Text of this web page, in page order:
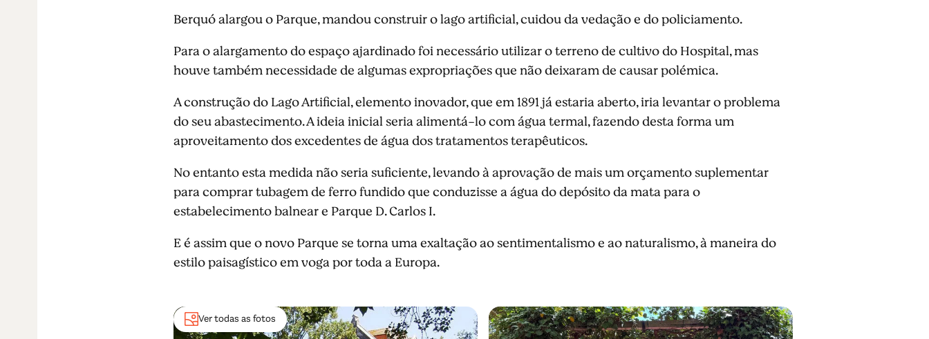
Berquó alargou o Parque, mandou construir o lago artificial, cuidou da vedação e do policiamento.
Para o alargamento do espaço ajardinado foi necessário utilizar o terreno de cultivo do Hospital, mas
houve também necessidade de algumas expropriações que não deixaram de causar polémica.
A construção do Lago Artificial, elemento inovador, que em 1891 já estaria aberto, iria levantar o problema
do seu abastecimento. A ideia inicial seria alimentá-lo com água termal, fazendo desta forma um
aproveitamento dos excedentes de água dos tratamentos terapêuticos.
No entanto esta medida não seria suficiente, levando à aprovação de mais um orçamento suplementar
para comprar tubagem de ferro fundido que conduzisse a água do depósito da mata para o
estabelecimento balnear e Parque D. Carlos I.
E é assim que o novo Parque se torna uma exaltação ao sentimentalismo e ao naturalismo, à maneira do
estilo paisagístico em voga por toda a Europa.
Ver todas as fotos